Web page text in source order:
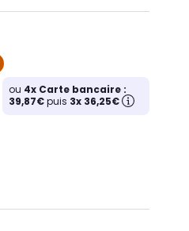
ou 4x Carte bancaire :
39,87€puis 3x 36,25€